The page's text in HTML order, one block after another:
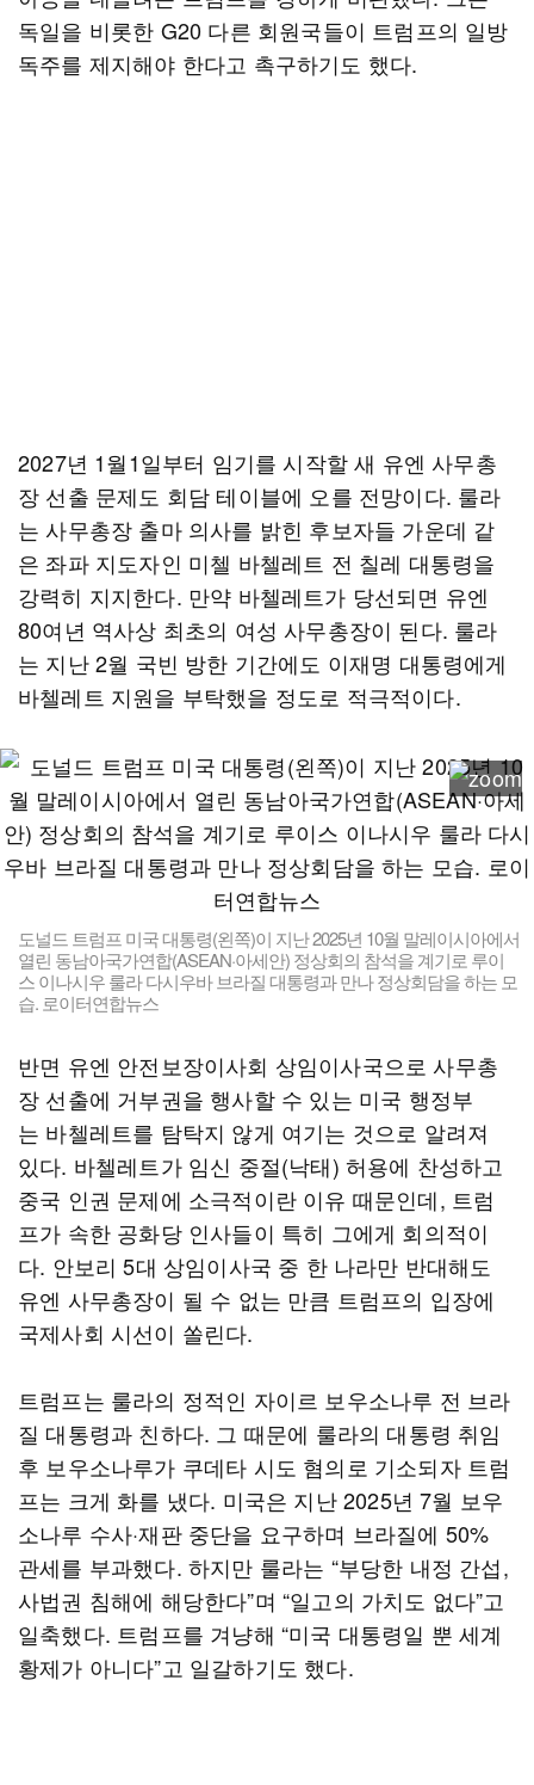
독일을 비롯한 G20 다른 회원국들이 트럼프의 일방
독주를 제지해야 한다고 촉구하기도 했다.
2027년 1월1일부터 임기를 시작할 새 유엔 사무총
장 선출 문제도 회담 테이블에 오를 전망이다. 룰라
는 사무총장 출마 의사를 밝힌 후보자들 가운데 같
은 좌파 지도자인 미첼 바첼레트 전 칠레 대통령을
강력히 지지한다. 만약 바첼레트가 당선되면 유엔
80여년 역사상 최초의 여성 사무총장이 된다. 룰라
는 지난 2월 국빈 방한 기간에도 이재명 대통령에게
바첼레트 지원을 부탁했을 정도로 적극적이다.
도널드 트럼프 미국 대통령(왼쪽)이 지난 2025년 10월 말레이시아에서
열린 동남아국가연합(ASEAN·아세안) 정상회의 참석을 계기로 루이
스 이나시우 룰라 다시우바 브라질 대통령과 만나 정상회담을 하는 모
습. 로이터연합뉴스
반면 유엔 안전보장이사회 상임이사국으로 사무총
장 선출에 거부권을 행사할 수 있는 미국 행정부
는 바첼레트를 탐탁지 않게 여기는 것으로 알려져
있다. 바첼레트가 임신 중절(낙태) 허용에 찬성하고
중국 인권 문제에 소극적이란 이유 때문인데, 트럼
프가 속한 공화당 인사들이 특히 그에게 회의적이
다. 안보리 5대 상임이사국 중 한 나라만 반대해도
유엔 사무총장이 될 수 없는 만큼 트럼프의 입장에
국제사회 시선이 쏠린다.
트럼프는 룰라의 정적인 자이르 보우소나루 전 브라
질 대통령과 친하다. 그 때문에 룰라의 대통령 취임
후 보우소나루가 쿠데타 시도 혐의로 기소되자 트럼
프는 크게 화를 냈다. 미국은 지난 2025년 7월 보우
소나루 수사·재판 중단을 요구하며 브라질에 50%
관세를 부과했다. 하지만 룰라는 “부당한 내정 간섭,
사법권 침해에 해당한다”며 “일고의 가치도 없다”고
일축했다. 트럼프를 겨냥해 “미국 대통령일 뿐 세계
황제가 아니다”고 일갈하기도 했다.